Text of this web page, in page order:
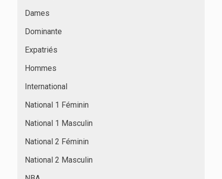
Dames
Dominante
Expatriés
Hommes
International
National 1 Féminin
National 1 Masculin
National 2 Féminin
National 2 Masculin